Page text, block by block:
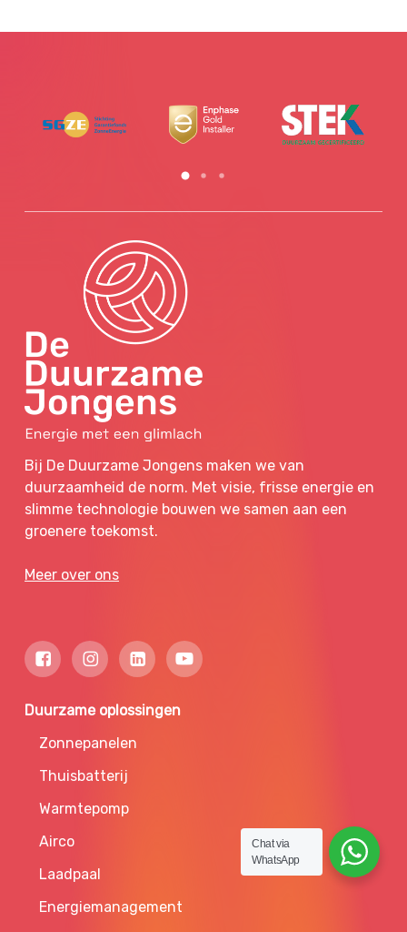
Bij De Duurzame Jongens maken we van
duurzaamheid de norm. Met visie, frisse energie en
slimme technologie bouwen we samen aan een
groenere toekomst.
Meer over ons
Duurzame oplossingen
Zonnepanelen
Thuisbatterij
Warmtepomp
Airco
Laadpaal
Energiemanagement
Chat via
WhatsApp